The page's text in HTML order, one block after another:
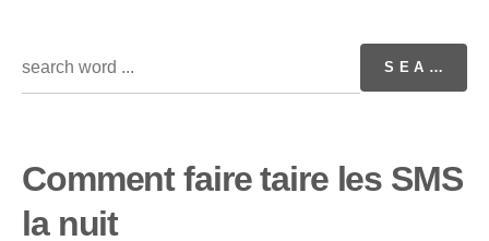
Comment faire taire les SMS
la nuit